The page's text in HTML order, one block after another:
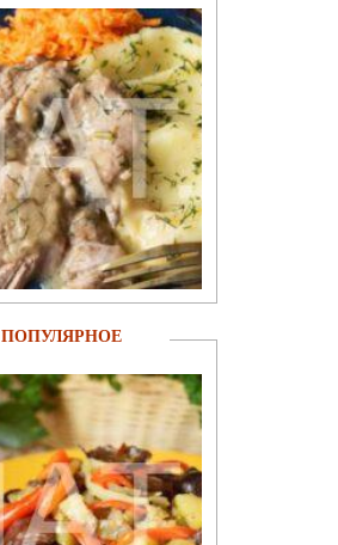
ПОПУЛЯРНОЕ